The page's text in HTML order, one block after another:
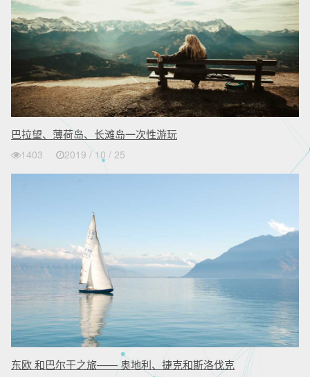
巴拉望、薄荷岛、长滩岛一次性游玩
1403 2019 / 10 / 25
东欧 和巴尔干之旅—— 奥地利、捷克和斯洛伐克